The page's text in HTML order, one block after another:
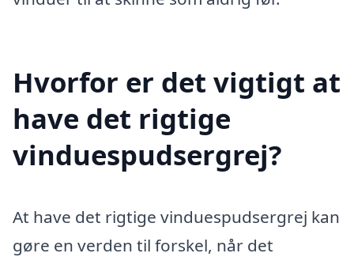
Hvorfor er det vigtigt at
have det rigtige
vinduespudsergrej?
At have det rigtige vinduespudsergrej kan
gøre en verden til forskel, når det